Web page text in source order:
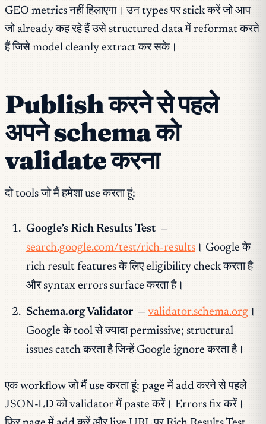
GEO metrics नहीं हिलाएगा। उन types पर stick करें जो आप
जो already कह रहे हैं उसे structured data में reformat करते
हैं जिसे model cleanly extract कर सके।
Publish करने से पहले
अपने schema को
validate करना
दो tools जो मैं हमेशा use करता हूं:
Google’s Rich Results Test —
search.google.com/test/rich-results। Google के
rich result features के लिए eligibility check करता है
और syntax errors surface करता है।
Schema.org Validator —validator.schema.org ।
Google के tool से ज्यादा permissive; structural
issues catch करता है जिन्हें Google ignore करता है।
एक workflow जो मैं use करता हूं: page में add करने से पहले
JSON-LD को validator में paste करें। Errors fix करें।